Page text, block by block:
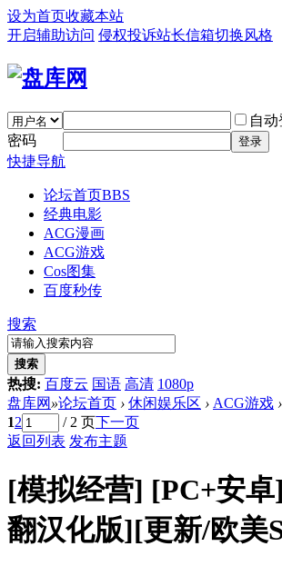
设为首页收藏本站
开启辅助访问 侵权投诉站长信箱切换风格
自
密码
登录
快捷导航
论坛首页BBS
经典电影
ACG漫画
ACG游戏
Cos图集
百度秒传
搜索
搜索
热搜: 百度云 国语 高清 1080p
盘库网 »论坛首页 › 休闲娱乐区 › ACG游戏 ›
12 / 2 页下一页
返回列表 发布主题
[模拟经营] [PC+安
翻汉化版][更新/欧美